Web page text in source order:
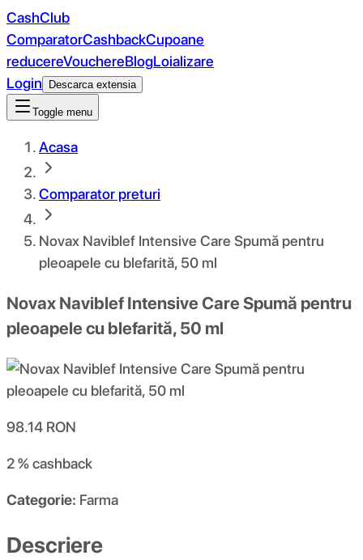
CashClub
ComparatorCashbackCupoane
reducereVouchereBlogLoializare
Login
Descarca extensia
Toggle menu
Acasa
Comparator preturi
Novax Naviblef Intensive Care Spumă pentru
pleoapele cu blefarită, 50 ml
Novax Naviblef Intensive Care Spumă pentru
pleoapele cu blefarită, 50 ml
98.14 RON
2 %cashback
Categorie: Farma
Descriere